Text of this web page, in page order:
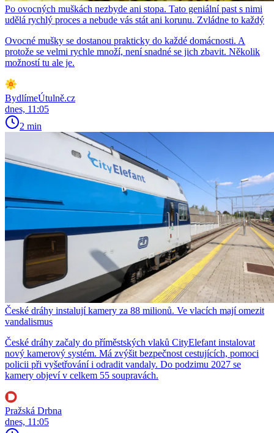
Po ovocných muškách nezbyde ani stopa. Tato geniální past s nimi
udělá rychlý proces a nebude vás stát ani korunu. Zvládne to každý
Ovocné mušky se dostanou prakticky do každé domácnosti. A
protože se velmi rychle množí, není snadné se jich zbavit. Několik
možností tu ale je.
BydlímeÚtulně.cz
dnes, 11:05
2 min
České dráhy instalují kamery za 88 milionů. Ve vlacích mají omezit
vandalismus
České dráhy začaly do příměstských vlaků CityElefant instalovat
nový kamerový systém. Má zvýšit bezpečnost cestujících, pomoci
policii při vyšetřování i odradit vandaly. Do podzimu 2027 se
kamery objeví v celkem 55 soupravách.
Pražská Drbna
dnes, 11:05